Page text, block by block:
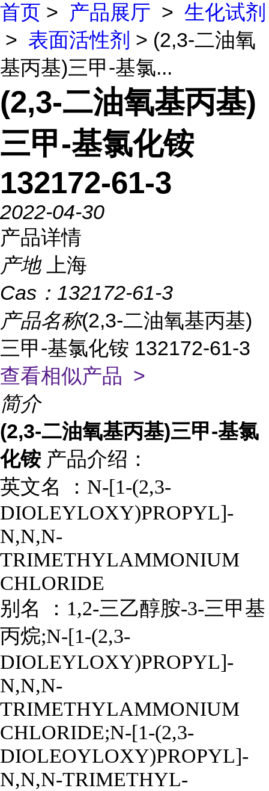
首页 > 产品展厅 > 生化试剂
> 表面活性剂 > (2,3-二油氧
基丙基)三甲-基氯...
(2,3-二油氧基丙基)
三甲-基氯化铵
132172-61-3
2022-04-30
产品详情
产地
上海
Cas： 132172-61-3
产品名称(2,3-二油氧基丙基)
三甲-基氯化铵 132172-61-3
查看相似产品 >
简介
(2,3-二油氧基丙基)三甲-基氯
化铵产品介绍：
英文名 ： N-[1-(2,3-
DIOLEYLOXY)PROPYL]-
N,N,N-
TRIMETHYLAMMONIUM
CHLORIDE
别名 ： 1,2-三乙醇胺-3-三甲基
丙烷;N-[1-(2,3-
DIOLEYLOXY)PROPYL]-
N,N,N-
TRIMETHYLAMMONIUM
CHLORIDE;N-[1-(2,3-
DIOLEOYLOXY)PROPYL]-
N,N,N-TRIMETHYL-